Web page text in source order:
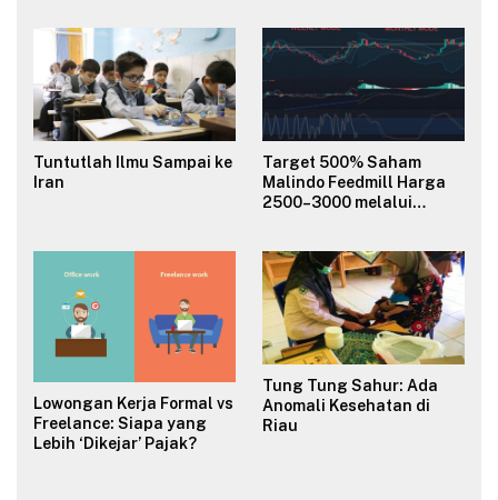
Tuntutlah Ilmu Sampai ke
Iran
Target 500% Saham
Malindo Feedmill Harga
2500–3000 melalui
Lowongan Kerja Formal vs
Freelance: Siapa yang
Lebih ‘Dikejar’ Pajak?
Tung Tung Sahur: Ada
Anomali Kesehatan di
Riau